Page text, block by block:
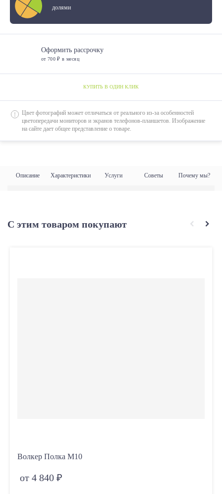
Описание Характеристики Услуги Советы Почему мы?
долями
Оформить рассрочку
от 700 ₽ в месяц
КУПИТЬ В ОДИН КЛИК
Цвет фотографий может отличаться от реального из-за особенностей
цветопередачи мониторов и экранов телефонов-планшетов. Изображение
на сайте дает общее представление о товаре.
С этим товаром покупают
Волкер Полка М10
от 4 840 ₽